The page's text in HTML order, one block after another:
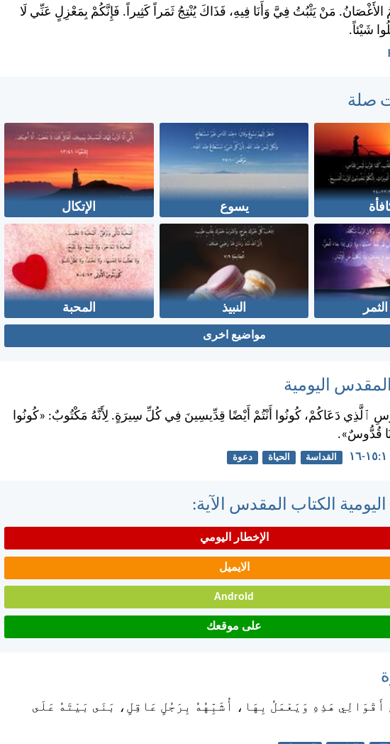
الأَغْصَانُ. مَنْ يَثْبُتُ فِيَّ وَأَنَا فِيهِ، فَذَاكَ يُنْتِجُ ثَمَراً كَثِيراً. فَإِنَّكُمْ بِمَعْزِلٍ عَنِّي لَا
شَيْئاً.
صلة
يسوع الإتكال
النبيذ المحبة
مواضيع اخرى
المقدس اليومية
ٱلَّذِي دَعَاكُمْ، كُونُوا أَنْتُمْ أَيْضًا قِدِّيسِينَ فِي كُلِّ سِيرَةٍ. لِأَنَّهُ مَكْتُوبٌ: «كُونُوا
قُدُّوسٌ».
القداسة الحياة دعوة
اليومية الكتاب المقدس الآية:
الإخطار اليومي
الايميل
Android
على موقعك
أَقْوَالِي هَذِهِ وَيَعْمَلُ بِهَا، أُشَبِّهُهُ بِرَجُلٍ عَاقِلٍ، بَنَى بَيْتَهُ عَلَى